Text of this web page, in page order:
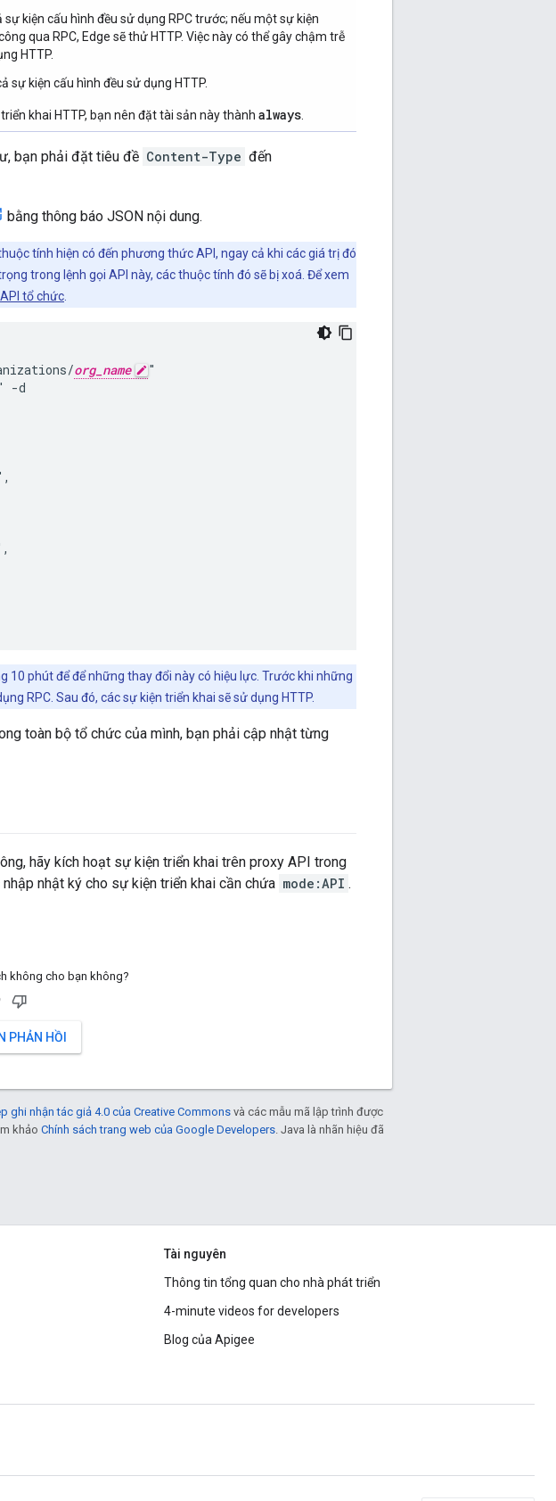
sự kiện cấu hình đều sử dụng RPC trước; nếu một sự kiện
qua RPC, Edge sẽ thử HTTP. Việc này có thể gây chậm trễ
HTTP.
sự kiện cấu hình đều sử dụng HTTP.
khai HTTP, bạn nên đặt tài sản này thành always
bạn phải đặt tiêu đề Content-Type đến
bằng thông báo JSON nội dung.
tính hiện có đến phương thức API, ngay cả khi các giá trị đó
trong lệnh gọi API này, các thuộc tính đó sẽ bị xoá. Để xem
tổ chức
org_name
"
-d
10 phút để để những thay đổi này có hiệu lực. Trước khi những
RPC. Sau đó, các sự kiện triển khai sẽ sử dụng HTTP.
toàn bộ tổ chức của mình, bạn phải cập nhật từng
hãy kích hoạt sự kiện triển khai trên proxy API trong
nhật ký cho sự kiện triển khai cần chứa mode:API .
không cho bạn không?
PHẢN HỒI
ghi nhận tác giả 4.0 của Creative Commons và các mẫu mã lập trình được
khảo Chính sách trang web của Google Developers. Java là nhãn hiệu đã
Tài nguyên
Thông tin tổng quan cho nhà phát triển
4-minute videos for developers
Blog của Apigee